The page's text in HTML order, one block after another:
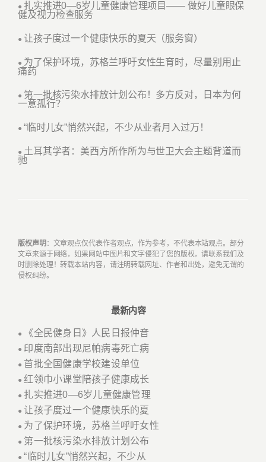
● 扎实推进0—6岁儿童健康管理项目—— 做好儿童眼保
健及视力检查服务
● 让孩子度过一个健康快乐的夏天（服务窗）
● 为了保护环境，苏格兰呼吁女性生育时，尽量别用止
痛药
● 第一批核污染水排放计划公布！多方反对，日本为何
一意孤行？
● “临时儿女”悄然兴起，不少从业者月入过万！
● 土耳其学者：美西方所作所为与世卫大会主题背道而
驰
版权声明 ：文章观点仅代表作者观点，作为参考，不代表本站观点。部分
文章来源于网络，如果网站中图片和文字侵犯了您的版权，请联系我们及
时删除处理！转载本站内容，请注明转载网址、作者和出处，避免无谓的
侵权纠纷。
最新内容
● 《全民健身日》人民日报仲音
● 印度南部出现尼帕病毒死亡病
● 首批全国健康学校建设单位
●红领巾小课堂陪孩子健康成长
● 扎实推进0—6岁儿童健康管理
●让孩子度过一个健康快乐的夏
● 为了保护环境，苏格兰呼吁女性
● 第一批核污染水排放计划公布
●“临时儿女”悄然兴起，不少从